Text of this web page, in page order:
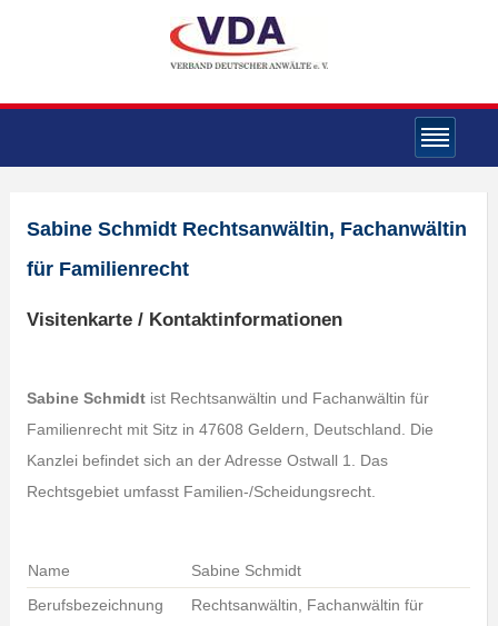
Sabine Schmidt Rechtsanwältin, Fachanwältin
für Familienrecht
Visitenkarte / Kontaktinformationen
Sabine Schmidtist Rechtsanwältin und Fachanwältin für
Familienrecht mit Sitz in 47608 Geldern, Deutschland. Die
Kanzlei befindet sich an der Adresse Ostwall 1. Das
Rechtsgebiet umfasst Familien-/Scheidungsrecht.
Name
Sabine Schmidt
Berufsbezeichnung
Rechtsanwältin, Fachanwältin für